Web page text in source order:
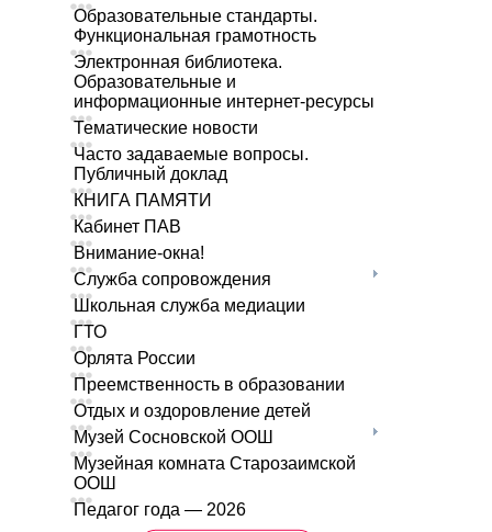
Образовательные стандарты.
Функциональная грамотность
Электронная библиотека.
Образовательные и
информационные интернет-ресурсы
Тематические новости
Часто задаваемые вопросы.
Публичный доклад
КНИГА ПАМЯТИ
Кабинет ПАВ
Внимание-окна!
Служба сопровождения
Школьная служба медиации
ГТО
Орлята России
Преемственность в образовании
Отдых и оздоровление детей
Музей Сосновской ООШ
Музейная комната Старозаимской
ООШ
Педагог года — 2026